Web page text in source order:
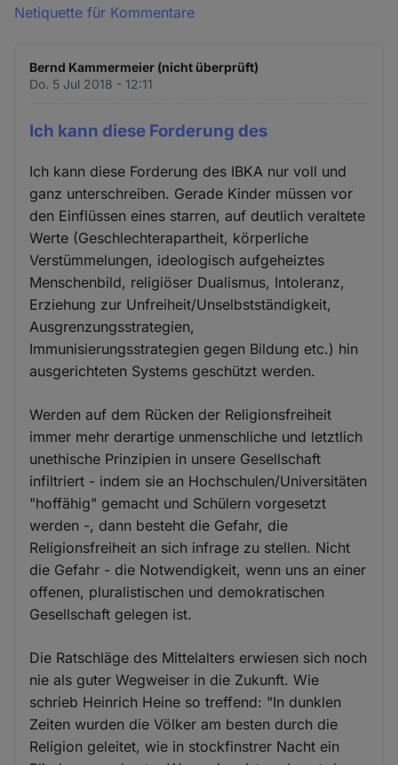
Netiquette für Kommentare
Bernd Kammermeier (nicht überprüft)
Do. 5 Jul 2018 - 12:11
Ich kann diese Forderung des
Ich kann diese Forderung des IBKA nur voll und
ganz unterschreiben. Gerade Kinder müssen vor
den Einflüssen eines starren, auf deutlich veraltete
Werte (Geschlechterapartheit, körperliche
Verstümmelungen, ideologisch aufgeheiztes
Menschenbild, religiöser Dualismus, Intoleranz,
Erziehung zur Unfreiheit/Unselbstständigkeit,
Ausgrenzungsstrategien,
Immunisierungsstrategien gegen Bildung etc.) hin
ausgerichteten Systems geschützt werden.
Werden auf dem Rücken der Religionsfreiheit
immer mehr derartige unmenschliche und letztlich
unethische Prinzipien in unsere Gesellschaft
infiltriert - indem sie an Hochschulen/Universitäten
"hoffähig" gemacht und Schülern vorgesetzt
werden -, dann besteht die Gefahr, die
Religionsfreiheit an sich infrage zu stellen. Nicht
die Gefahr - die Notwendigkeit, wenn uns an einer
offenen, pluralistischen und demokratischen
Gesellschaft gelegen ist.
Die Ratschläge des Mittelalters erwiesen sich noch
nie als guter Wegweiser in die Zukunft. Wie
schrieb Heinrich Heine so treffend: "In dunklen
Zeiten wurden die Völker am besten durch die
Religion geleitet, wie in stockfinstrer Nacht ein